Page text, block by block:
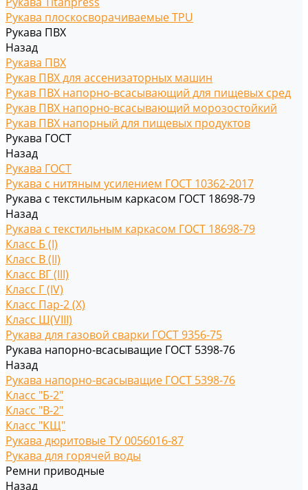
Рукава плоскосворачиваемые TPU
Рукава ПВХ
Назад
Рукава ПВХ
Рукав ПВХ для ассенизаторных машин
Рукав ПВХ напорно-всасывающий для пищевых сред
Рукав ПВХ напорно-всасывающий морозостойкий
Рукав ПВХ напорный для пищевых продуктов
Рукава ГОСТ
Назад
Рукава ГОСТ
Рукава с нитяным усилением ГОСТ 10362-2017
Рукава с текстильным каркасом ГОСТ 18698-79
Назад
Рукава с текстильным каркасом ГОСТ 18698-79
Класс Б (I)
Класс В (II)
Класс ВГ (III)
Класс Г (IV)
Класс Пар-2 (X)
Класс Ш(VIII)
Рукава для газовой сварки ГОСТ 9356-75
Рукава напорно-всасыващие ГОСТ 5398-76
Назад
Рукава напорно-всасыващие ГОСТ 5398-76
Класс "Б-2"
Класс "В-2"
Класс "КЩ"
Рукава дюритовые ТУ 0056016-87
Рукава для горячей воды
Ремни приводные
Назад